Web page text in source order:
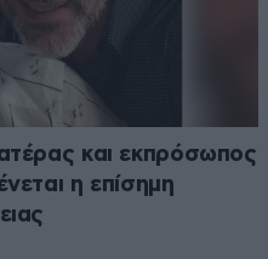
και εκπρόσωπος
η επίσημη